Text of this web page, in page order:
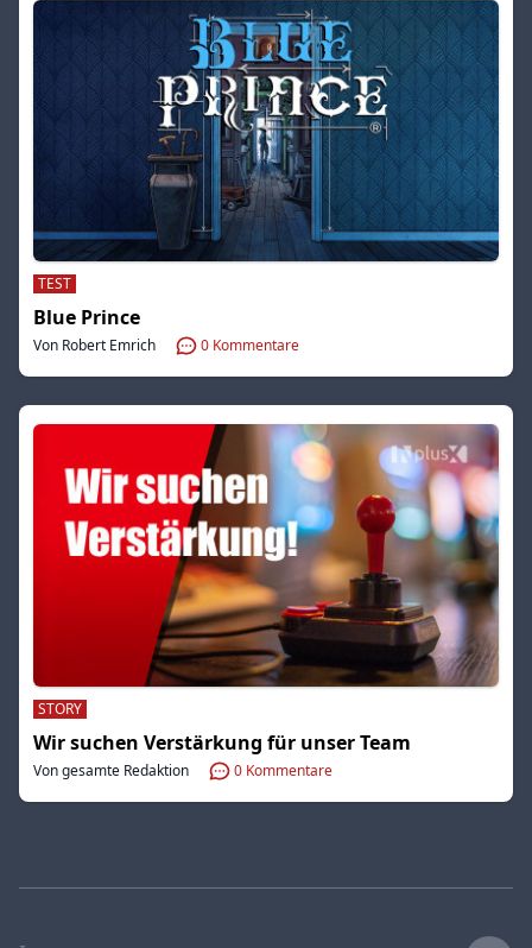
TEST
Blue Prince
Von Robert Emrich 0 Kommentare
STORY
Wir suchen Verstärkung für unser Team
Von gesamte Redaktion 0 Kommentare